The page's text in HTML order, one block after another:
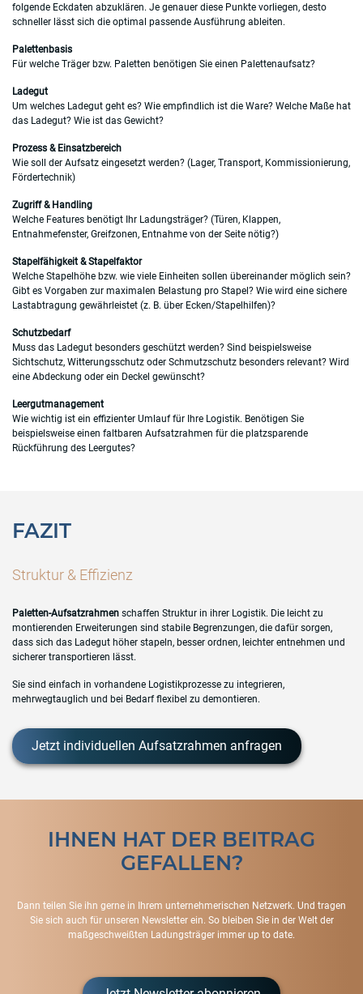
folgende Eckdaten abzuklären. Je genauer diese Punkte vorliegen, desto
schneller lässt sich die optimal passende Ausführung ableiten.
Palettenbasis
Für welche Träger bzw. Paletten benötigen Sie einen Palettenaufsatz?
Ladegut
Um welches Ladegut geht es? Wie empfindlich ist die Ware? Welche Maße hat
das Ladegut? Wie ist das Gewicht?
Prozess & Einsatzbereich
Wie soll der Aufsatz eingesetzt werden? (Lager, Transport, Kommissionierung,
Fördertechnik)
Zugriff & Handling
Welche Features benötigt Ihr Ladungsträger? (Türen, Klappen,
Entnahmefenster, Greifzonen, Entnahme von der Seite nötig?)
Stapelfähigkeit & Stapelfaktor
Welche Stapelhöhe bzw. wie viele Einheiten sollen übereinander möglich sein?
Gibt es Vorgaben zur maximalen Belastung pro Stapel? Wie wird eine sichere
Lastabtragung gewährleistet (z. B. über Ecken/Stapelhilfen)?
Schutzbedarf
Muss das Ladegut besonders geschützt werden? Sind beispielsweise
Sichtschutz, Witterungsschutz oder Schmutzschutz besonders relevant? Wird
eine Abdeckung oder ein Deckel gewünscht?
Leergutmanagement
Wie wichtig ist ein effizienter Umlauf für Ihre Logistik. Benötigen Sie
beispielsweise einen faltbaren Aufsatzrahmen für die platzsparende
Rückführung des Leergutes?
FAZIT
Struktur & Effizienz
Paletten-Aufsatzrahmen schaffen Struktur in ihrer Logistik. Die leicht zu
montierenden Erweiterungen sind stabile Begrenzungen, die dafür sorgen,
dass sich das Ladegut höher stapeln, besser ordnen, leichter entnehmen und
sicherer transportieren lässt.
Sie sind einfach in vorhandene Logistikprozesse zu integrieren,
mehrwegtauglich und bei Bedarf flexibel zu demontieren.
Jetzt individuellen Aufsatzrahmen anfragen
IHNEN HAT DER BEITRAG
GEFALLEN?
Dann teilen Sie ihn gerne in Ihrem unternehmerischen Netzwerk. Und tragen
Sie sich auch für unseren Newsletter ein. So bleiben Sie in der Welt der
maßgeschweißten Ladungsträger immer up to date.